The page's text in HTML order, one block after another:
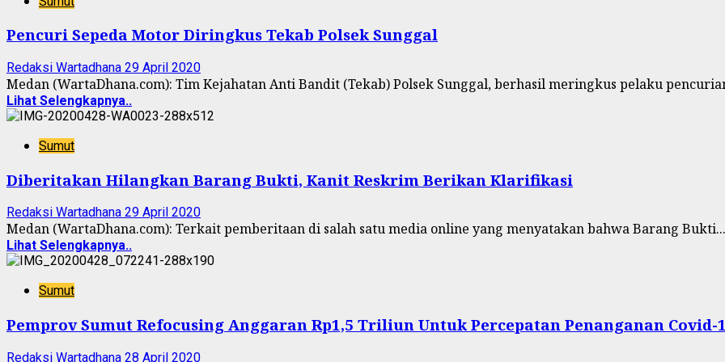
Pencuri Sepeda Motor Diringkus Tekab Polsek Sunggal
Redaksi Wartadhana 29 April 2020
Medan (WartaDhana.com): Tim Kejahatan Anti Bandit (Tekab) Polsek Sunggal, berhasil meringkus pelaku
Lihat Selengkapnya..
Sumut
Diberitakan Hilangkan Barang Bukti, Kanit Reskrim Berikan Klarifikasi
Redaksi Wartadhana 29 April 2020
Medan (WartaDhana.com): Terkait pemberitaan di salah satu media online yang menyatakan bahwa Barang Bukti...
Lihat Selengkapnya..
Sumut
Pemprov Sumut Refocusing Anggaran Rp1,5 Triliun Untuk Percepatan Penanganan Covid-
Redaksi Wartadhana 28 April 2020